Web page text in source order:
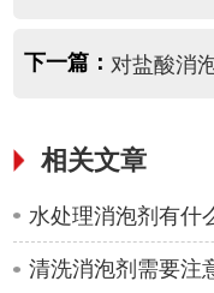
下一篇： 对盐酸消
相关文章
水处理消泡剂有什
清洗消泡剂需要注